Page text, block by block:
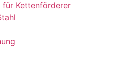
für Kettenförderer